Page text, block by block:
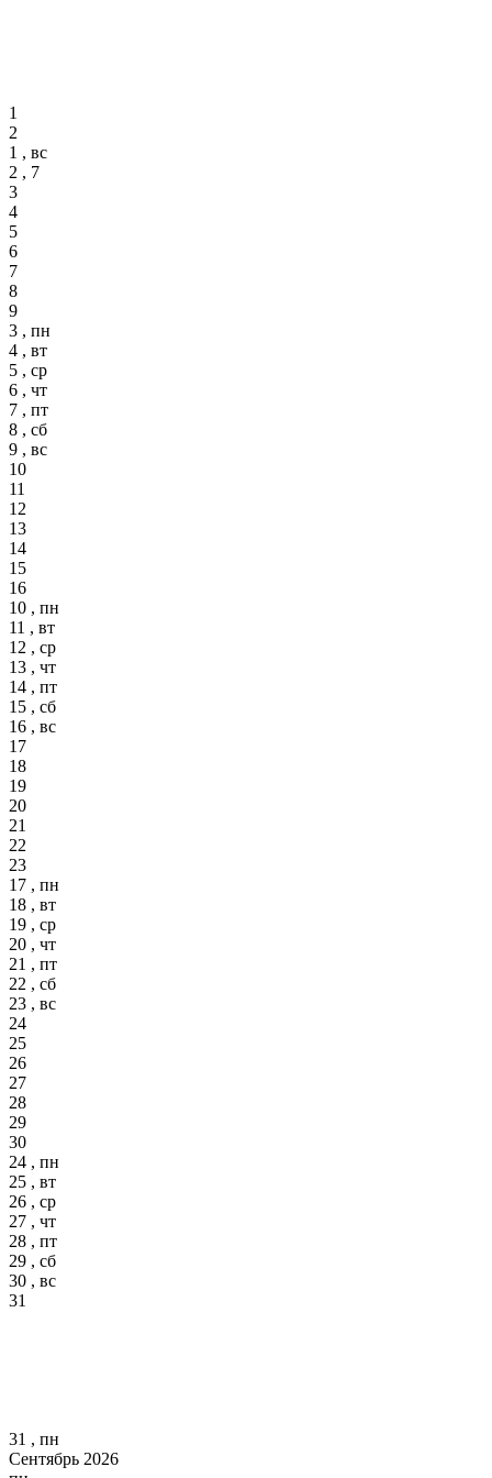
1
2
1 , вс
2 , 7
3
4
5
6
7
8
9
3 , пн
4 , вт
5 , ср
6 , чт
7 , пт
8 , сб
9 , вс
10
11
12
13
14
15
16
10 , пн
11 , вт
12 , ср
13 , чт
14 , пт
15 , сб
16 , вс
17
18
19
20
21
22
23
17 , пн
18 , вт
19 , ср
20 , чт
21 , пт
22 , сб
23 , вс
24
25
26
27
28
29
30
24 , пн
25 , вт
26 , ср
27 , чт
28 , пт
29 , сб
30 , вс
31
31 , пн
Сентябрь 2026